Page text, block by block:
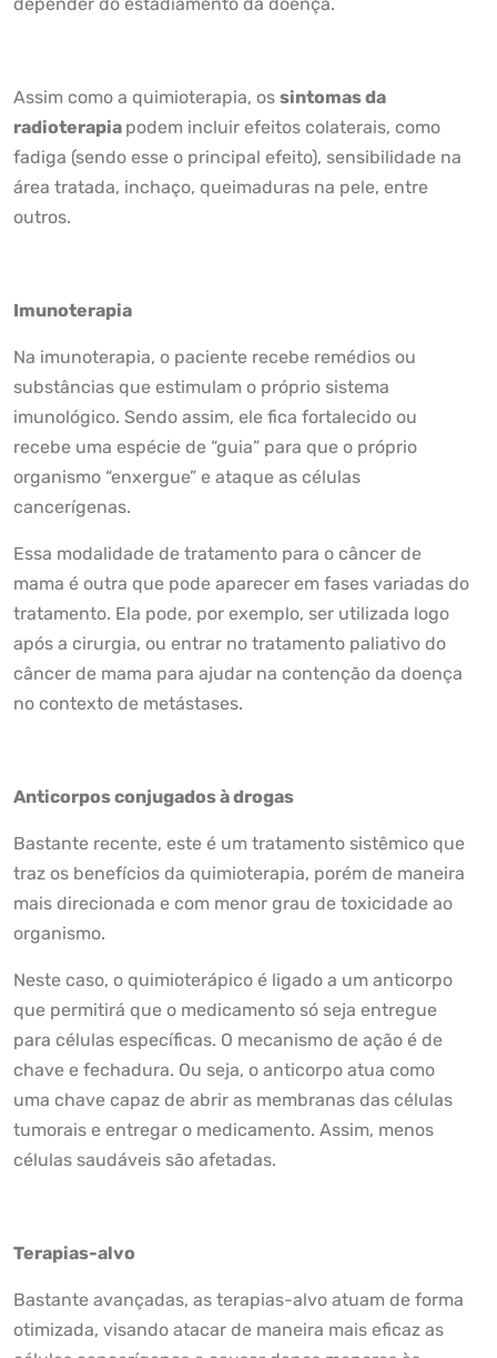
Assim como a quimioterapia, os sintomas da
radioterapia podem incluir efeitos colaterais, como
fadiga (sendo esse o principal efeito), sensibilidade na
área tratada, inchaço, queimaduras na pele, entre
outros.
Imunoterapia
Na imunoterapia, o paciente recebe remédios ou
substâncias que estimulam o próprio sistema
imunológico. Sendo assim, ele fica fortalecido ou
recebe uma espécie de “guia” para que o próprio
organismo “enxergue” e ataque as células
cancerígenas.
Essa modalidade de tratamento para o câncer de
mama é outra que pode aparecer em fases variadas do
tratamento. Ela pode, por exemplo, ser utilizada logo
após a cirurgia, ou entrar no tratamento paliativo do
câncer de mama para ajudar na contenção da doença
no contexto de metástases.
Anticorpos conjugados à drogas
Bastante recente, este é um tratamento sistêmico que
traz os benefícios da quimioterapia, porém de maneira
mais direcionada e com menor grau de toxicidade ao
organismo.
Neste caso, o quimioterápico é ligado a um anticorpo
que permitirá que o medicamento só seja entregue
para células específicas. O mecanismo de ação é de
chave e fechadura. Ou seja, o anticorpo atua como
uma chave capaz de abrir as membranas das células
tumorais e entregar o medicamento. Assim, menos
células saudáveis são afetadas.
Terapias-alvo
Bastante avançadas, as terapias-alvo atuam de forma
otimizada, visando atacar de maneira mais eficaz as